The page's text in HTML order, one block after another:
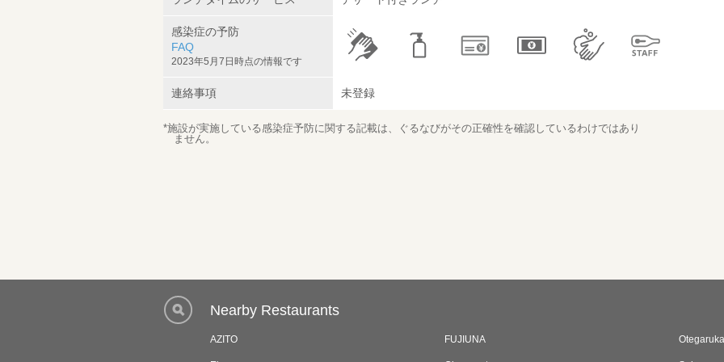
感染症の予防
FAQ
2023年5月7日時点の情報です
連絡事項 未登録
*施設が実施している感染症予防に関する記載は、ぐるなびがその正確性を確認しているわけではあり
ません。
Nearby Restaurants
AZITO FUJIUNA